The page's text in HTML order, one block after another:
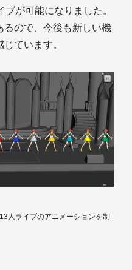
が可能になりました。
るので、今後も新しい機
ています。
人ライブのアニメーションを制